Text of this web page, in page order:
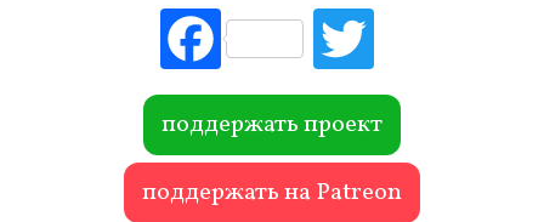
Fac
ebo
ok r
поддержать проект
поддержать на Patreon